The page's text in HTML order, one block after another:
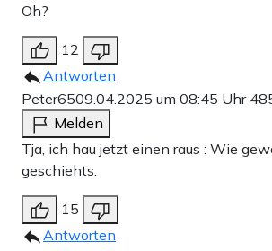
Oh?
12
Antworten
Peter6509.04.2025 um 08:45 Uhr
Melden
Tja, ich hau jetzt einen raus : Wie
geschiehts.
15
Antworten